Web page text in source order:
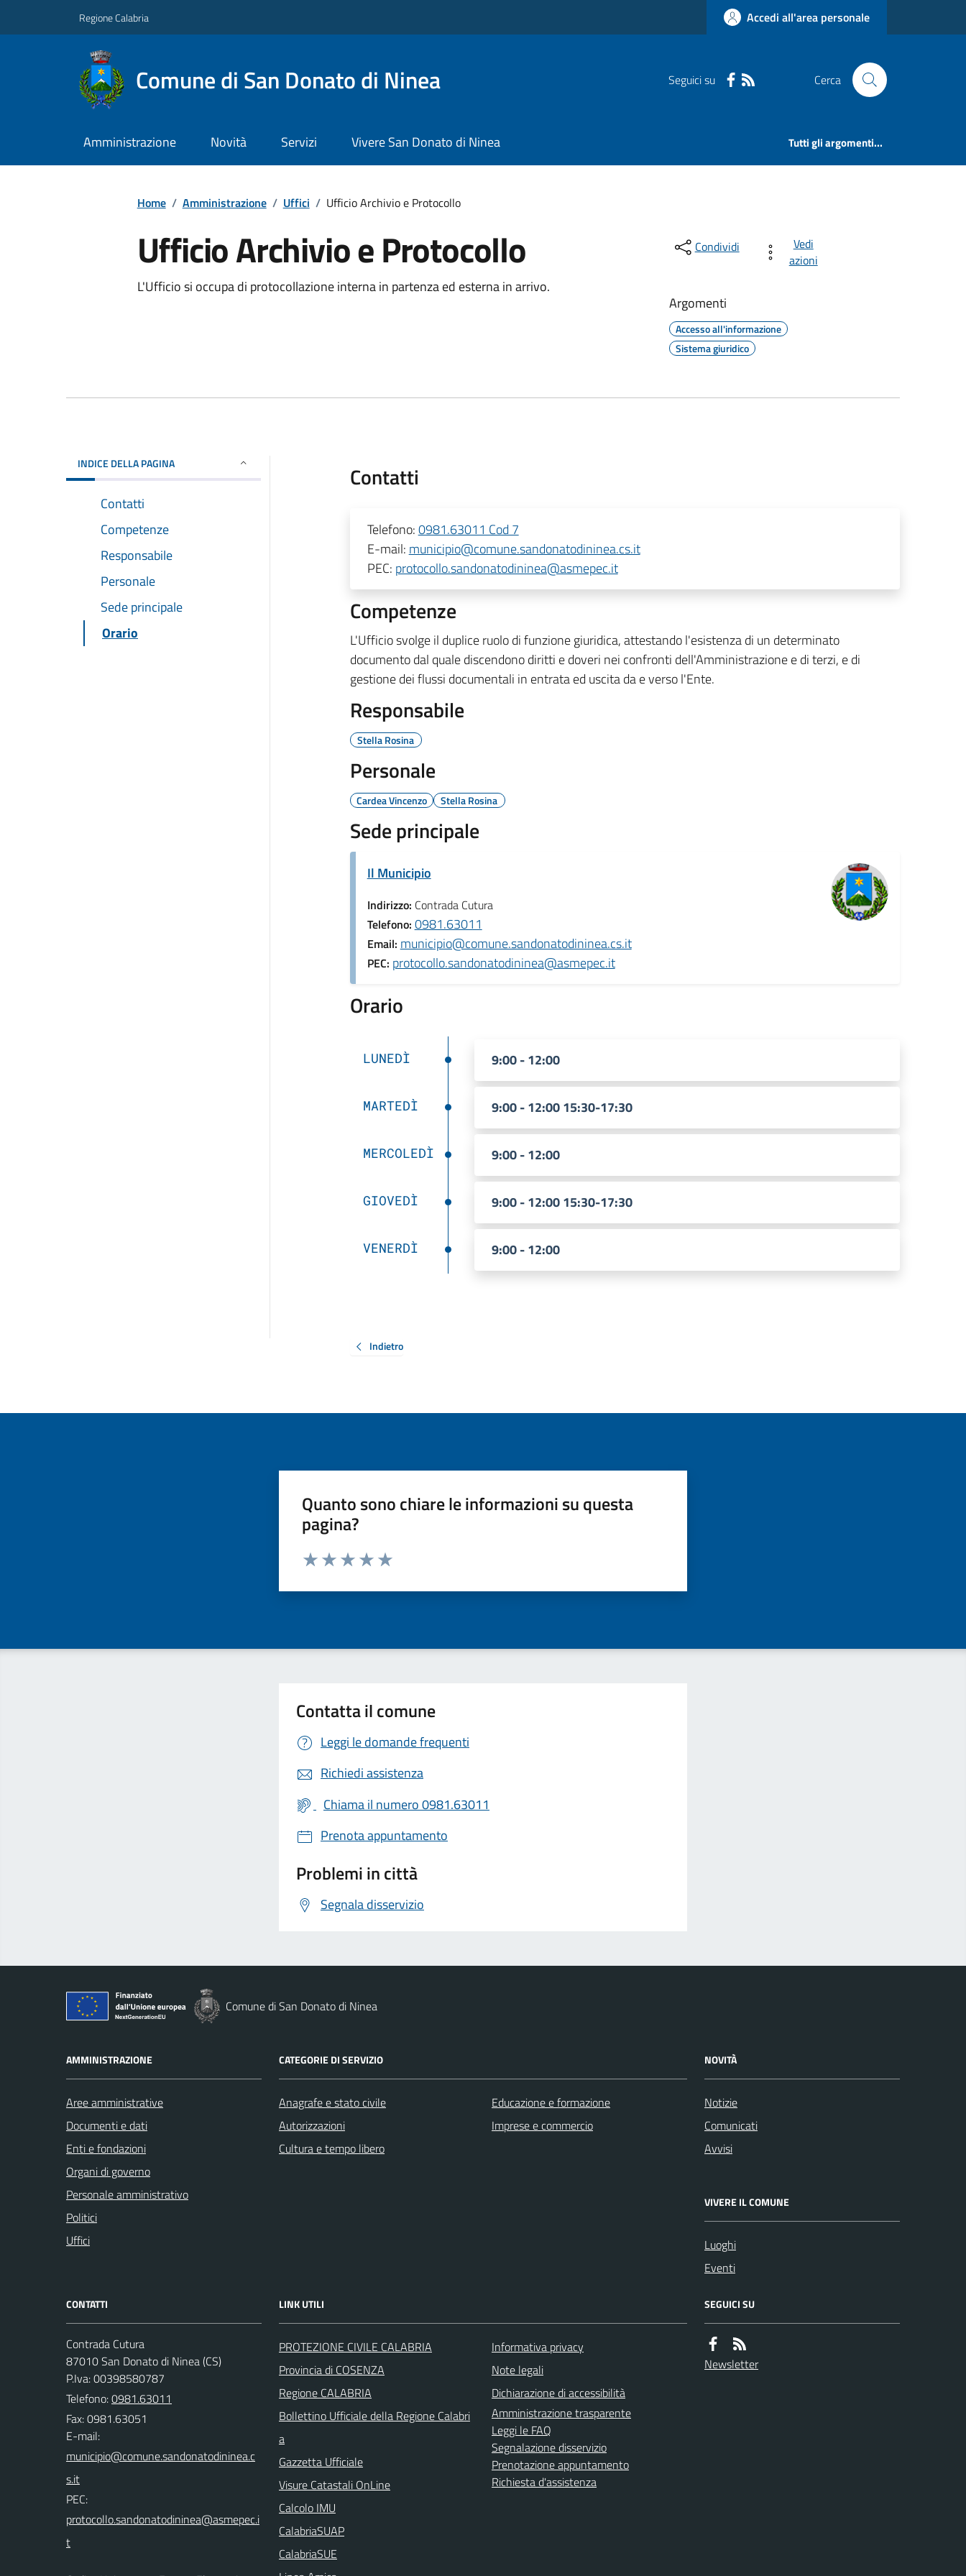
Regione Calabria Accedi all'area personale
Comune di San Donato di Ninea Seguici su Cerca
Amministrazione Novità Servizi Vivere San Donato di Ninea Tutti gli argomenti...
Home / Amministrazione / Uffici / Ufficio Archivio e Protocollo
Ufficio Archivio e Protocollo
L'Ufficio si occupa di protocollazione interna in partenza ed esterna in arrivo.
Condividi
Vedi
azioni
Argomenti
Accesso all'informazione
Sistema giuridico
INDICE DELLA PAGINA
Contatti
Competenze
Responsabile
Personale
Sede principale
Orario
Contatti
Telefono:0981.63011 Cod 7
E-mail: municipio@comune.sandonatodininea.cs.it
PEC: protocollo.sandonatodininea@asmepec.it
Competenze
L'Ufficio svolge il duplice ruolo di funzione giuridica, attestando l'esistenza di un determinato
documento dal quale discendono diritti e doveri nei confronti dell'Amministrazione e di terzi, e di
gestione dei flussi documentali in entrata ed uscita da e verso l'Ente.
Responsabile
Stella Rosina
Personale
Cardea Vincenzo Stella Rosina
Sede principale
Il Municipio
Indirizzo: Contrada Cutura
Telefono: 0981.63011
Email: municipio@comune.sandonatodininea.cs.it
PEC: protocollo.sandonatodininea@asmepec.it
Orario
LUNEDÌ 9:00 - 12:00
MARTEDÌ 9:00 - 12:00 15:30-17:30
MERCOLEDÌ 9:00 - 12:00
GIOVEDÌ 9:00 - 12:00 15:30-17:30
VENERDÌ 9:00 - 12:00
Indietro
Quanto sono chiare le informazioni su questa
pagina?
Valuta da 1 a 5 stelle la pagina
Contatta il comune
Leggi le domande frequenti
Richiedi assistenza
Chiama il numero 0981.63011
Prenota appuntamento
Problemi in città
Segnala disservizio
Comune di San Donato di Ninea
AMMINISTRAZIONE
Aree amministrative
Documenti e dati
Enti e fondazioni
Organi di governo
Personale amministrativo
Politici
Uffici
CATEGORIE DI SERVIZIO
Anagrafe e stato civile
Autorizzazioni
Cultura e tempo libero
Educazione e formazione
Imprese e commercio
NOVITÀ
Notizie
Comunicati
Avvisi
VIVERE IL COMUNE
Luoghi
Eventi
CONTATTI
Contrada Cutura
87010 San Donato di Ninea (CS)
P.Iva: 00398580787
Telefono:0981.63011
Fax: 0981.63051
E-mail:
PEC:
LINK UTILI
PROTEZIONE CIVILE CALABRIA
Provincia di COSENZA
Regione CALABRIA
Bollettino Ufficiale della Regione Calabri
a
Gazzetta Ufficiale
Visure Catastali OnLine
Calcolo IMU
CalabriaSUAP
CalabriaSUE
Informativa privacy
Note legali
Dichiarazione di accessibilità
Amministrazione trasparente
Leggi le FAQ
Segnalazione disservizio
Prenotazione appuntamento
Richiesta d'assistenza
SEGUICI SU
Newsletter